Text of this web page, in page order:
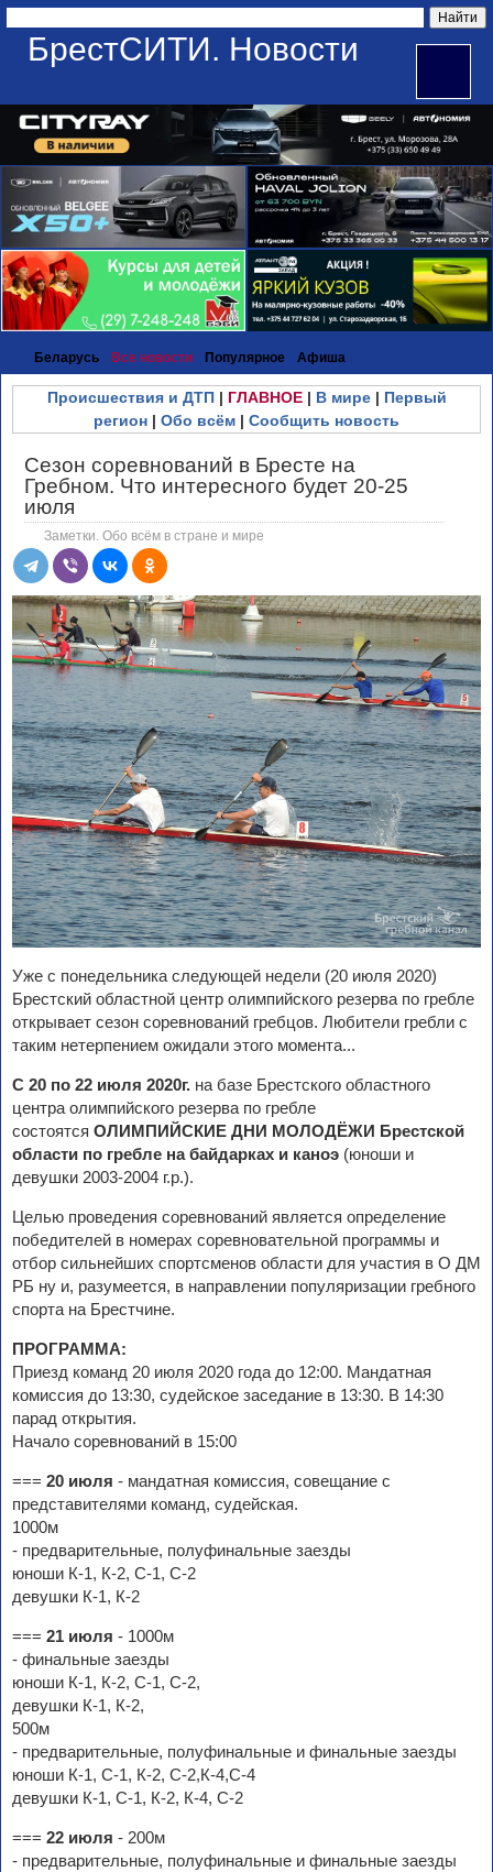
БрестСИТИ. Новости
Беларусь Все новости Популярное Афиша
Происшествия и ДТП| ГЛАВНОЕ| В мире| Первый
регион | Обо всём | Сообщить новость
Сезон соревнований в Бресте на
Гребном. Что интересного будет 20-25
июля
Заметки. Обо всём в стране и мире
Уже с понедельника следующей недели (20 июля 2020)
Брестский областной центр олимпийского резерва по гребле
открывает сезон соревнований гребцов. Любители гребли с
таким нетерпением ожидали этого момента...
С 20 по 22 июля 2020г. на базе Брестского областного
центра олимпийского резерва по гребле
состоятся ОЛИМПИЙСКИЕ ДНИ МОЛОДЁЖИ Брестской
области по гребле на байдарках и каноэ (юноши и
девушки 2003-2004 г.р.).
Целью проведения соревнований является определение
победителей в номерах соревновательной программы и
отбор сильнейших спортсменов области для участия в О ДМ
РБ ну и, разумеется, в направлении популяризации гребного
спорта на Брестчине.
ПРОГРАММА:
Приезд команд 20 июля 2020 года до 12:00. Мандатная
комиссия до 13:30, судейское заседание в 13:30. В 14:30
парад открытия.
Начало соревнований в 15:00
=== 20 июля - мандатная комиссия, совещание с
представителями команд, судейская.
1000м
- предварительные, полуфинальные заезды
юноши К-1, К-2, С-1, С-2
девушки К-1, К-2
=== 21 июля - 1000м
- финальные заезды
юноши К-1, К-2, С-1, С-2,
девушки К-1, К-2,
500м
- предварительные, полуфинальные и финальные заезды
юноши К-1, С-1, К-2, С-2,К-4,С-4
девушки К-1, С-1, К-2, К-4, С-2
=== 22 июля - 200м
- предварительные, полуфинальные и финальные заезды